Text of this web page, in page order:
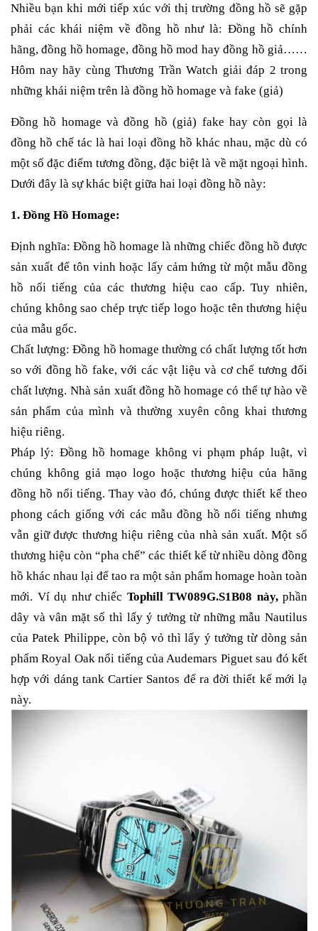
Nhiều bạn khi mới tiếp xúc với thị trường đồng hồ sẽ gặp
phải các khái niệm về đồng hồ như là: Đồng hồ chính
hãng, đồng hồ homage, đồng hồ mod hay đồng hồ giả……
Hôm nay hãy cùng Thương Trần Watch giải đáp 2 trong
những khái niệm trên là đồng hồ homage và fake (giả)
Đồng hồ homage và đồng hồ (giả) fake hay còn gọi là
đồng hồ chế tác là hai loại đồng hồ khác nhau, mặc dù có
một số đặc điểm tương đồng, đặc biệt là về mặt ngoại hình.
Dưới đây là sự khác biệt giữa hai loại đồng hồ này:
1. Đồng Hồ Homage:
Định nghĩa: Đồng hồ homage là những chiếc đồng hồ được
sản xuất để tôn vinh hoặc lấy cảm hứng từ một mẫu đồng
hồ nổi tiếng của các thương hiệu cao cấp. Tuy nhiên,
chúng không sao chép trực tiếp logo hoặc tên thương hiệu
của mẫu gốc.
Chất lượng: Đồng hồ homage thường có chất lượng tốt hơn
so với đồng hồ fake, với các vật liệu và cơ chế tương đối
chất lượng. Nhà sản xuất đồng hồ homage có thể tự hào về
sản phẩm của mình và thường xuyên công khai thương
hiệu riêng.
Pháp lý: Đồng hồ homage không vi phạm pháp luật, vì
chúng không giả mạo logo hoặc thương hiệu của hãng
đồng hồ nổi tiếng. Thay vào đó, chúng được thiết kế theo
phong cách giống với các mẫu đồng hồ nổi tiếng nhưng
vẫn giữ được thương hiệu riêng của nhà sản xuất. Một số
thương hiệu còn “pha chế” các thiết kế từ nhiều dòng đồng
hồ khác nhau lại để tao ra một sản phẩm homage hoàn toàn
mới. Ví dụ như chiếc Tophill TW089G.S1B08 này, phần
dây và vân mặt số thì lấy ý tưởng từ những mẫu Nautilus
của Patek Philippe, còn bộ vỏ thì lấy ý tưởng từ dòng sản
phẩm Royal Oak nổi tiếng của Audemars Piguet sau đó kết
hợp với dáng tank Cartier Santos để ra đời thiết kế mới lạ
này.